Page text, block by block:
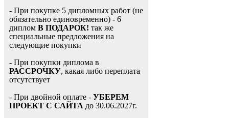
- При покупке 5 дипломных работ (не
обязательно единовременно) - 6
диплом В ПОДАРОК! так же
специальные предложения на
следующие покупки
- При покупки диплома в
РАССРОЧКУ, какая либо переплата
отсутствует
- При двойной оплате - УБЕРЕМ
ПРОЕКТ С САЙТА до 30.06.2027г.